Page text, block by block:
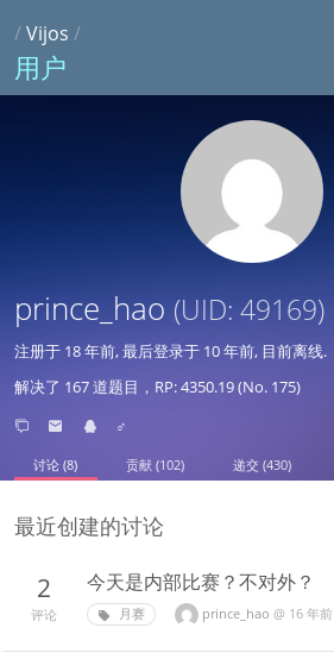
/Vijos /
用户
prince_hao (UID: 49169)
注册于 18 年前, 最后登录于 10 年前, 目前离线.
解决了 167 道题目，RP: 4350.19 (No. 175)
♂
讨论 (8) 贡献 (102) 递交 (430)
最近创建的讨论
2
评论
今天是内部比赛？不对外？
月赛 prince_hao @ 16 年前